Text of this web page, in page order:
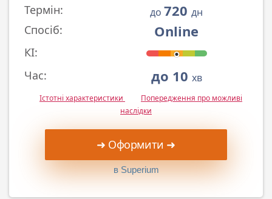
Термін: до 720 дн
Спосіб: Online
КІ:
Час:
до 10 хв
Істотні характеристики
Попередження про можливі
наслідки
➜ Оформити ➜
в Superium